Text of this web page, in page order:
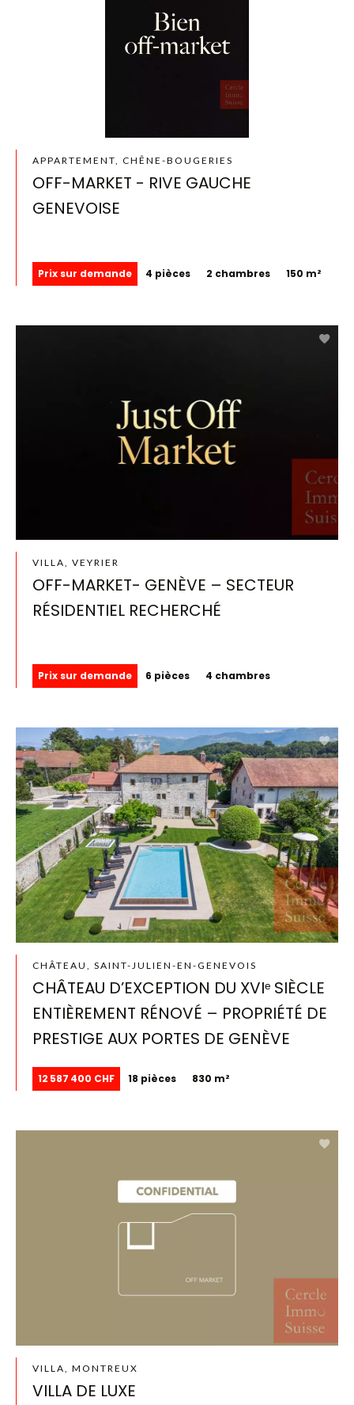
APPARTEMENT, CHÊNE-BOUGERIES
OFF-MARKET - RIVE GAUCHE
GENEVOISE
Prix sur demande 4 pièces 2 chambres 150 m²
VILLA, VEYRIER
OFF-MARKET- GENÈVE – SECTEUR
RÉSIDENTIEL RECHERCHÉ
Prix sur demande 6 pièces 4 chambres
CHÂTEAU, SAINT-JULIEN-EN-GENEVOIS
CHÂTEAU D’EXCEPTION DU XVIᵉ SIÈCLE
ENTIÈREMENT RÉNOVÉ – PROPRIÉTÉ DE
PRESTIGE AUX PORTES DE GENÈVE
12 587 400 CHF 18 pièces 830 m²
VILLA, MONTREUX
VILLA DE LUXE